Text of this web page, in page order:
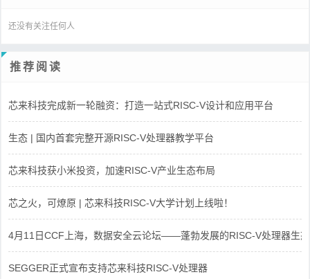
还没有关注任何人
推荐阅读
芯来科技完成新一轮融资：打造一站式RISC-V设计和应用平台
生态 | 国内首套完整开源RISC-V处理器教学平台
芯来科技获小米投资，加速RISC-V产业生态布局
芯之火，可燎原 | 芯来科技RISC-V大学计划上线啦！
4月11日CCF上海，数据安全云论坛——蓬勃发展的RISC-V处理器生态
SEGGER正式宣布支持芯来科技RISC-V处理器